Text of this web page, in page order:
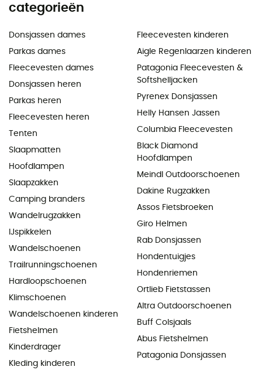
categorieën
Donsjassen dames
Parkas dames
Fleecevesten dames
Donsjassen heren
Parkas heren
Fleecevesten heren
Tenten
Slaapmatten
Hoofdlampen
Slaapzakken
Camping branders
Wandelrugzakken
IJspikkelen
Wandelschoenen
Trailrunningschoenen
Hardloopschoenen
Klimschoenen
Wandelschoenen kinderen
Fietshelmen
Kinderdrager
Kleding kinderen
Fleecevesten kinderen
Aigle Regenlaarzen kinderen
Patagonia Fleecevesten &
Softshelljacken
Pyrenex Donsjassen
Helly Hansen Jassen
Columbia Fleecevesten
Black Diamond
Hoofdlampen
Meindl Outdoorschoenen
Dakine Rugzakken
Assos Fietsbroeken
Giro Helmen
Rab Donsjassen
Hondentuigjes
Hondenriemen
Ortlieb Fietstassen
Altra Outdoorschoenen
Buff Colsjaals
Abus Fietshelmen
Patagonia Donsjassen